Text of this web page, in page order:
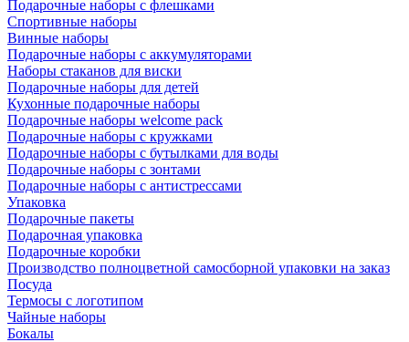
Подарочные наборы с флешками
Спортивные наборы
Винные наборы
Подарочные наборы с аккумуляторами
Наборы стаканов для виски
Подарочные наборы для детей
Кухонные подарочные наборы
Подарочные наборы welcome pack
Подарочные наборы с кружками
Подарочные наборы с бутылками для воды
Подарочные наборы с зонтами
Подарочные наборы с антистрессами
Упаковка
Подарочные пакеты
Подарочная упаковка
Подарочные коробки
Производство полноцветной самосборной упаковки на заказ
Посуда
Термосы с логотипом
Чайные наборы
Бокалы